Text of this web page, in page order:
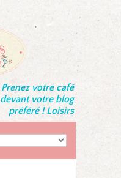
Prenez votre café
devant votre blog
préféré ! Loisirs